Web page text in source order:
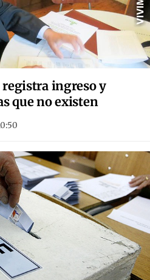
registra ingreso y
que no existen